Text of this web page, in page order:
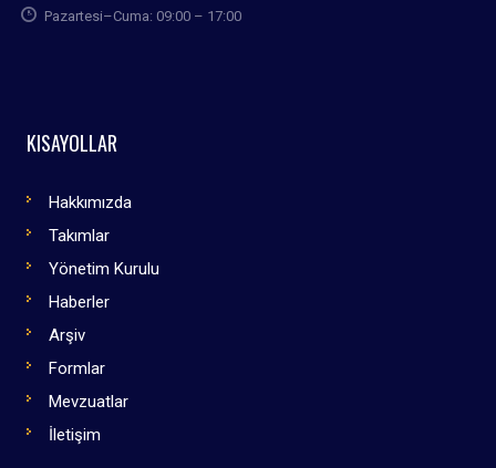
Pazartesi–Cuma: 09:00 – 17:00
KISAYOLLAR
Hakkımızda
Takımlar
Yönetim Kurulu
Haberler
Arşiv
Formlar
Mevzuatlar
İletişim